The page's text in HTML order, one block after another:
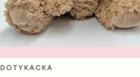
DOTYKACKA